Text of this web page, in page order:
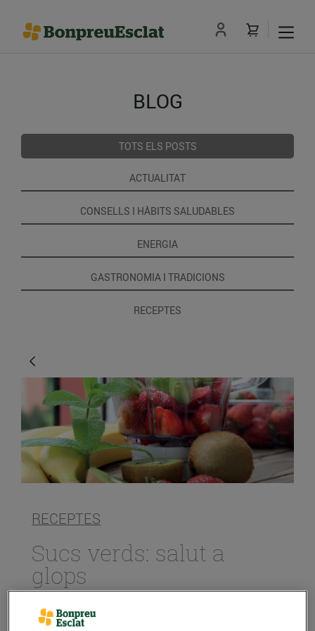
BLOG
TOTS ELS POSTS
ACTUALITAT
CONSELLS I HÀBITS SALUDABLES
ENERGIA
GASTRONOMIA I TRADICIONS
RECEPTES
RECEPTES
Sucs verds: salut a
glops